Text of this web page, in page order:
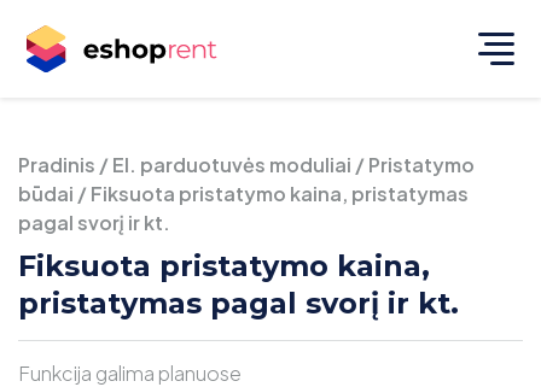
Pradinis /El. parduotuvės moduliai /Pristatymo
būdai /Fiksuota pristatymo kaina, pristatymas
pagal svorį ir kt.
Fiksuota pristatymo kaina,
pristatymas pagal svorį ir kt.
Funkcija galima planuose